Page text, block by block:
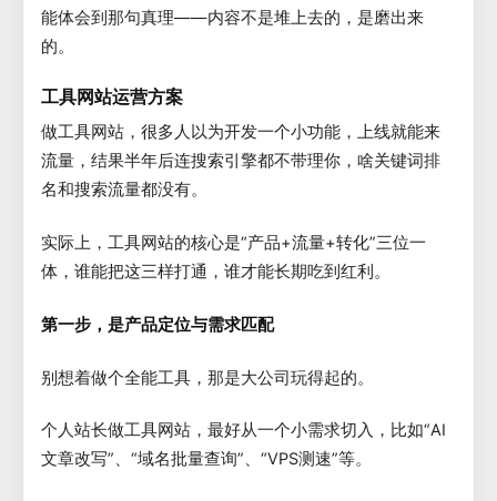
能体会到那句真理——内容不是堆上去的，是磨出来
的。
工具网站运营方案
做工具网站，很多人以为开发一个小功能，上线就能来
流量，结果半年后连搜索引擎都不带理你，啥关键词排
名和搜索流量都没有。
实际上，工具网站的核心是“产品+流量+转化”三位一
体，谁能把这三样打通，谁才能长期吃到红利。
第一步，是产品定位与需求匹配
别想着做个全能工具，那是大公司玩得起的。
个人站长做工具网站，最好从一个小需求切入，比如“AI
文章改写”、“域名批量查询”、“VPS测速”等。